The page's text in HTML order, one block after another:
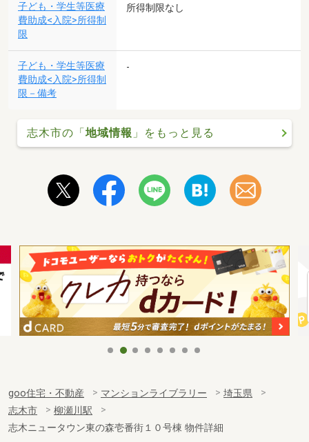
子ども・学生等医療
費助成<入院>所得制
限
所得制限なし
子ども・学生等医療
費助成<入院>所得制
限－備考
-
志木市の「地域情報 」をもっと見る
goo住宅・不動産 マンションライブラリー
埼玉県
志木市
柳瀬川駅
志木ニュータウン東の森壱番街１０号棟 物件詳細